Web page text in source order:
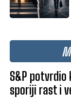
S&P
sporiji rast i